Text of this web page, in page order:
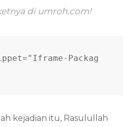
di umroh.com!
Packag
kejadian itu, Rasulullah